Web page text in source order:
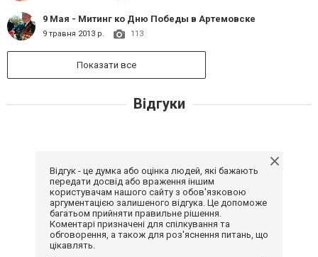
9 Мая - Митинг ко Дню Победы в Артемовске
9 травня 2013 р. 113
Показати все
Відгуки
Відгук - це думка або оцінка людей, які бажають
передати досвід або враження іншим
користувачам нашого сайту з обов'язковою
аргументацією залишеного відгука. Це допоможе
багатьом прийняти правильне рішення.
Коментарі призначені для спілкування та
обговорення, а також для роз'яснення питань, що
цікавлять.